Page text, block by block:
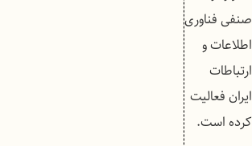
صنفی فناوری
اطلاعات و
ارتباطات
ایران فعالیت
کرده است.